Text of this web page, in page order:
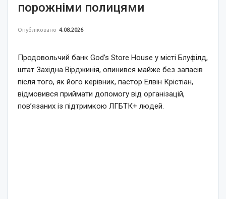
порожніми полицями
Опубліковано 4.08.2026
Продовольчий банк God’s Store House у місті Блуфілд,
штат Західна Вірджинія, опинився майже без запасів
після того, як його керівник, пастор Елвін Крістіан,
відмовився приймати допомогу від організацій,
пов’язаних із підтримкою ЛГБТК+ людей.